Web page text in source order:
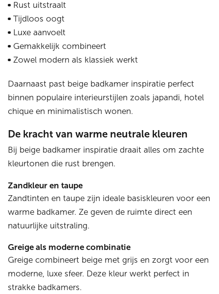
Rust uitstraalt
Tijdloos oogt
Luxe aanvoelt
Gemakkelijk combineert
Zowel modern als klassiek werkt
Daarnaast past beige badkamer inspiratie perfect
binnen populaire interieurstijlen zoals japandi, hotel
chique en minimalistisch wonen.
De kracht van warme neutrale kleuren
Bij beige badkamer inspiratie draait alles om zachte
kleurtonen die rust brengen.
Zandkleur en taupe
Zandtinten en taupe zijn ideale basiskleuren voor een
warme badkamer. Ze geven de ruimte direct een
natuurlijke uitstraling.
Greige als moderne combinatie
Greige combineert beige met grijs en zorgt voor een
moderne, luxe sfeer. Deze kleur werkt perfect in
strakke badkamers.